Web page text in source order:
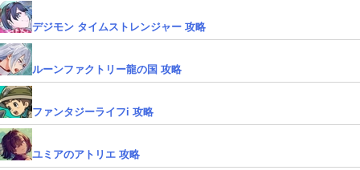
デジモン タイムストレンジャー 攻略
ルーンファクトリー龍の国 攻略
ファンタジーライフi 攻略
ユミアのアトリエ 攻略